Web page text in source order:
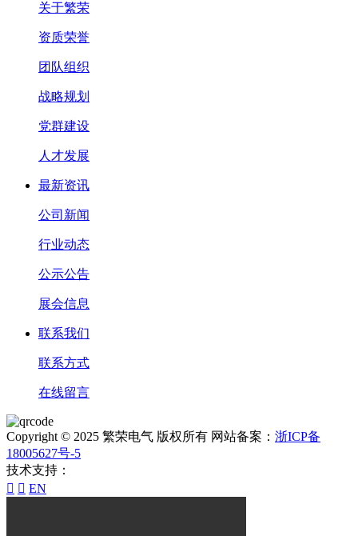
关于繁荣
资质荣誉
团队组织
战略规划
党群建设
人才发展
最新资讯
公司新闻
行业动态
公示公告
展会信息
联系我们
联系方式
在线留言
Copyright © 2025 繁荣电气 版权所有 网站备案： 浙ICP备
18005627号-5
技术支持：
  EN